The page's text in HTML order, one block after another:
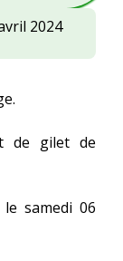
2024
de gilet de
samedi 06